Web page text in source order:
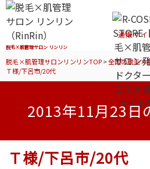
脱毛×肌管理サロン リンリン
通販サイ
脱毛×肌管理サロンリンリンTOP>全国の脱毛×
Ｔ様/下呂市/20代
2013年11月23日
Ｔ様/下呂市/20代